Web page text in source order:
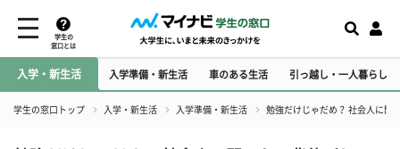
学生の
窓口とは
入学・新生活 入学準備・新生活 車のある生活 引っ越し・一人暮らし
学生の窓口トップ 入学・新生活 入学準備・新生活 勉強だけじゃだめ？ 社会人に聞